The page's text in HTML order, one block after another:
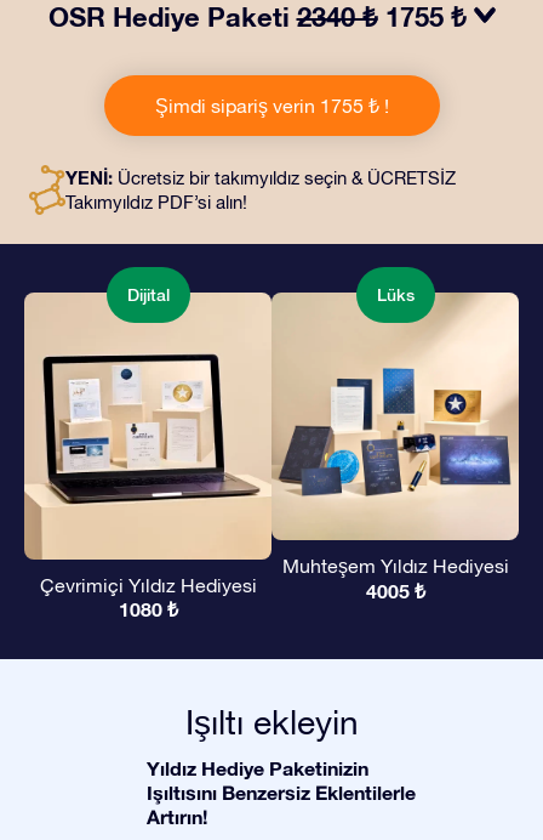
OSR Hediye Paketi2340 ₺ 1755 ₺
zarf içinde kişiye özel hazırlanan belgelerin seçtiğiniz
adrese teslimatı ile çevrimiçi belgeler ve uygulamalara
erişim imkanı bu pakete dahildir. Bu, arkadaşlarınıza ve
yoludur.
Şimdi sipariş verin 1755 ₺ !
YENİ: Ücretsiz bir takımyıldız seçin & ÜCRETSİZ
Takımyıldız PDF’si alın!
Dijital
Çevrimiçi Yıldız Hediyesi
1080 ₺
Lüks
Muhteşem Yıldız Hediyesi
4005 ₺
Işıltı ekleyin
Yıldız Hediye Paketinizin
Işıltısını Benzersiz Eklentilerle
Artırın!